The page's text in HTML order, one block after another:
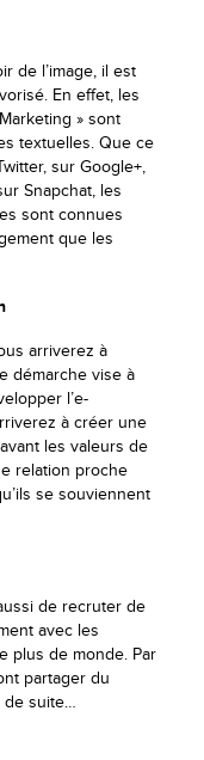
de l’image, il est
En effet, les
» sont
textuelles. Que ce
sur Google+,
Snapchat, les
sont connues
que les
arriverez à
démarche vise à
l’e-
à créer une
les valeurs de
relation proche
se souviennent
de recruter de
avec les
plus de monde. Par
partager du
de suite…